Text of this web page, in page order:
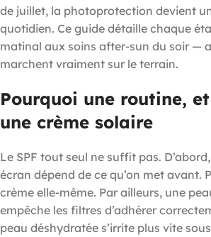
de juillet, la photoprotection devient
quotidien. Ce guide détaille chaque
matinal aux soins after-sun du soir —
marchent vraiment sur le terrain.
Pourquoi une routine,
une crème solaire
Le SPF tout seul ne suffit pas.
écran dépend de ce qu’on met avant.
crème elle-même. Par ailleurs, une
empêche les filtres d’adhérer
peau déshydratée s’irrite plus vite